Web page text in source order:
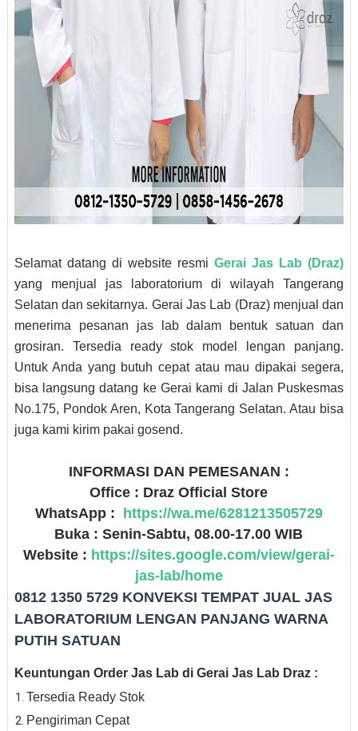
Selamat datang di website resmiGerai Jas Lab (Draz)
yang menjual jas laboratorium di wilayah Tangerang
Selatan dan sekitarnya. Gerai Jas Lab (Draz) menjual dan
menerima pesanan jas lab dalam bentuk satuan dan
grosiran. Tersedia ready stok model lengan panjang.
Untuk Anda yang butuh cepat atau mau dipakai segera,
bisa langsung datang ke Gerai kami di Jalan Puskesmas
No.175, Pondok Aren, Kota Tangerang Selatan. Atau bisa
juga kami kirim pakai gosend.
INFORMASI DAN PEMESANAN :
Office : Draz Official Store
WhatsApp :
https://wa.me/6281213505729
Buka : Senin-Sabtu, 08.00-17.00 WIB
Website : https://sites.google.com/view/gerai-
jas-lab/home
0812 1350 5729 KONVEKSI TEMPAT JUAL JAS
LABORATORIUM LENGAN PANJANG WARNA
PUTIH SATUAN
Keuntungan Order Jas Lab di Gerai Jas Lab Draz :
Tersedia Ready Stok
Pengiriman Cepat